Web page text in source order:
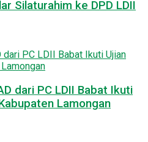
Silaturahim ke DPD LDII
dari PC LDII Babat Ikuti
Lamongan